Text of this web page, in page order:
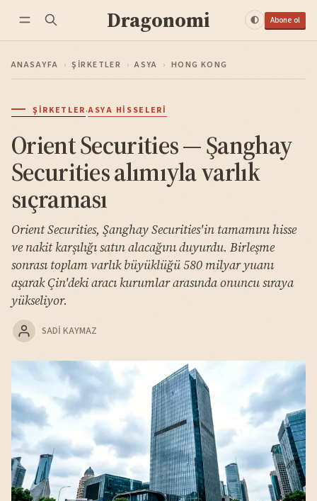
Dragonomi Abone ol
ANASAYFA › ŞIRKETLER › ASYA › HONG KONG
ŞIRKETLER·ASYA HISSELERI
Orient Securities — Şanghay
Securities alımıyla varlık
sıçraması
Orient Securities, Şanghay Securities'in tamamını hisse
ve nakit karşılığı satın alacağını duyurdu. Birleşme
sonrası toplam varlık büyüklüğü 580 milyar yuanı
aşarak Çin'deki aracı kurumlar arasında onuncu sıraya
yükseliyor.
SADI KAYMAZ